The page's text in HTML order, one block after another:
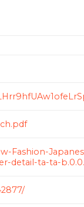
Fashion-
detail-ta-ta-